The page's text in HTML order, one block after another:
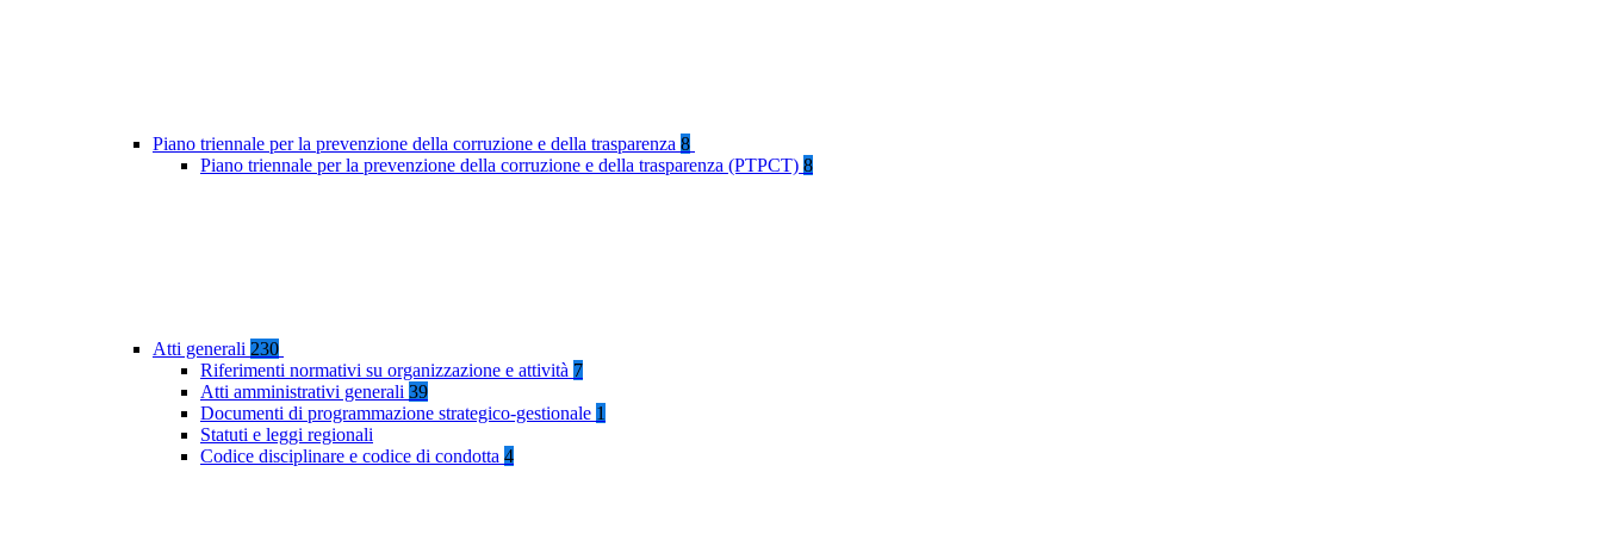
Piano triennale per la prevenzione della corruzione e della trasparenza 8
Piano triennale per la prevenzione della corruzione e della trasparenza (PTPCT) 8
Atti generali 230
Riferimenti normativi su organizzazione e attività 7
Atti amministrativi generali 39
Documenti di programmazione strategico-gestionale 1
Statuti e leggi regionali
Codice disciplinare e codice di condotta 4